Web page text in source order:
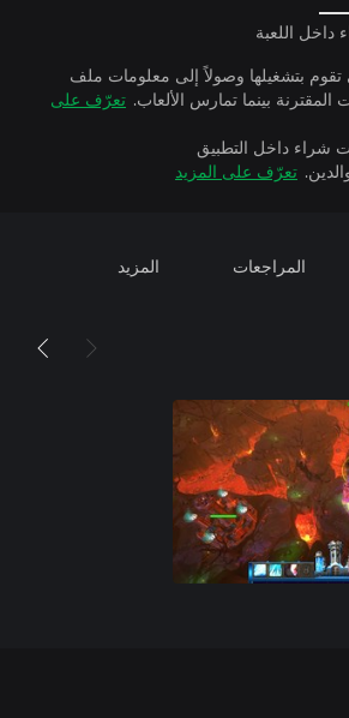
داخل اللعبة
تقوم بتشغيلها وصولاً إلى معلومات ملف
تعرّف على
شراء داخل التطبيق
تعرّف على المزيد
المراجعات المزيد